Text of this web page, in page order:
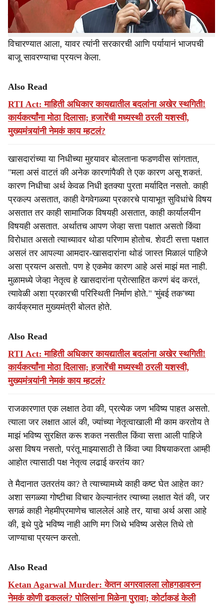
यावरुन राज्यात बराच गदारोळ झाला, भाजपवर जोरदार टीकाही
झाली. याच टीकेवर नुकताच मुख्यमंत्री देवेंद्र फडणवीस यांना प्रश्न
विचारण्यात आला, यावर त्यांनी सरकारची आणि पर्यायानं भाजपची
बाजू सावरण्याचा प्रयत्न केला.
Also Read
RTI Act: माहिती अधिकार कायद्यातील बदलांना अखेर स्थगिती!
कार्यकर्त्यांना मोठा दिलासा; हजारेंची मध्यस्थी ठरली यशस्वी,
मुख्यमंत्र्यांनी नेमकं काय म्हटलं?
खासदारांच्या या निधीच्या मुद्द्यावर बोलताना फडणवीस सांगतात,
"मला असं वाटतं की अनेक कारणांपैकी ते एक कारण असू शकतं.
कारण निधीचा अर्थ केवळ निधी इतक्या पुरता मर्यादित नसतो. काही
प्रकल्प असतात, काही वेगवेगळ्या प्रकारचे पायाभूत सुविधांचे विषय
असतात तर काही सामाजिक विषयही असतात, काही कार्यालयीन
विषयही असतात. अर्थातच आपण जेव्हा सत्ता पक्षात असतो किंवा
विरोधात असतो त्याच्यावर थोडा परिणाम होतोच. शेवटी सत्ता पक्षात
असलं तर आपल्या आमदार-खासदारांना थोडं जास्त मिळालं पाहिजे
असा प्रयत्न असतो. पण हे एकमेव कारण आहे असं माझं मत नाही.
मुळामध्ये जेव्हा नेतृत्व हे खासदारांना प्रोत्साहित करणं बंद करतं,
त्यावेळी अशा प्रकारची परिस्थिती निर्माण होते." 'मुंबई तक'च्या
कार्यक्रमात मुख्यमंत्री बोलत होते.
Also Read
RTI Act: माहिती अधिकार कायद्यातील बदलांना अखेर स्थगिती!
कार्यकर्त्यांना मोठा दिलासा; हजारेंची मध्यस्थी ठरली यशस्वी,
मुख्यमंत्र्यांनी नेमकं काय म्हटलं?
राजकारणात एक लक्षात ठेवा की, प्रत्येक जण भविष्य पाहत असतो.
त्याला जर लक्षात आलं की, ज्यांच्या नेतृत्वाखाली मी काम करतोय ते
माझं भविष्य सुरक्षित करू शकत नसतील किंवा सत्ता आली पाहिजे
असा विषय नसतो, परंतू माझ्यासाठी ते किंवा ज्या विषयाकरता आम्ही
आहोत त्यासाठी पक्ष नेतृत्व लढाई करतंय का?
ते मैदानात उतरतंय का? ते त्याच्यामध्ये काही कष्ट घेत आहेत का?
अशा सगळ्या गोष्टीचा विचार केल्यानंतर त्याच्या लक्षात येतं की, जर
सगळं काही नेहमीप्रमाणेच चाललेलं आहे तर, याचा अर्थ असा आहे
की, इथे पुढे भविष्य नाही आणि मग जिथे भविष्य असेल तिथे तो
जाण्याचा प्रयत्न करतो.
Also Read
Ketan Agarwal Murder: केतन अगरवालला लोहगडावरुन
नेमकं कोणी ढकललं? पोलिसांना मिळेना पुरावा; कोर्टाकडं केली